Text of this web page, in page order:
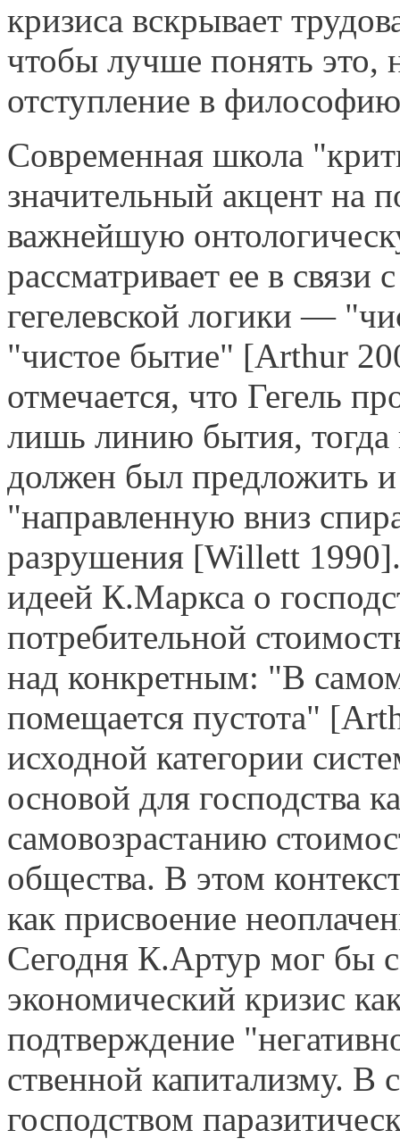
кризиса вскрывает
чтобы лучше понять это,
отступление в
Современная школа
значительный акцент на
важнейшую
рассматривает ее в
гегелевской логики —
"чистое бытие" [Arthur
отмечается, что Гегель
лишь линию бытия, тогда
должен был предложить
"направленную вниз
разрушения [Willett
идеей К.Маркса о
потребительной
над конкретным: "В
помещается пустота"
исходной категории
основой для господства
самовозрастанию
общества. В этом
как присвоение
Сегодня К.Артур мог бы
экономический кризис
подтверждение
ственной капитализму.
господством